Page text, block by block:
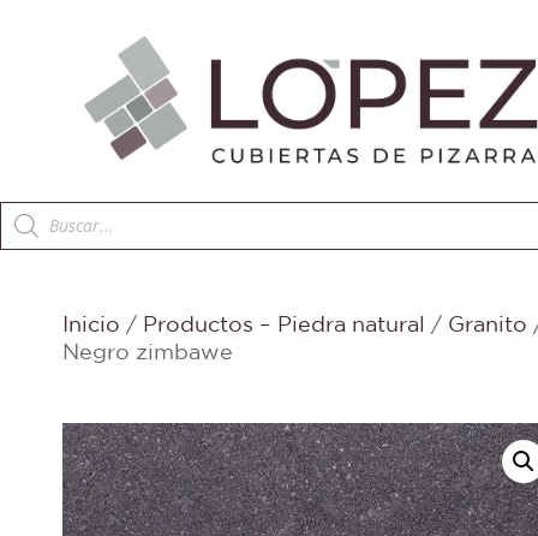
Búsqueda
de
productos
Inicio / Productos – Piedra natural / Granito
Negro zimbawe